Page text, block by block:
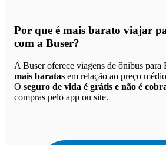
Por que é mais barato viajar
com a Buser?
A Buser oferece viagens de ônibus para
mais baratas em relação ao preço
O seguro de vida é grátis e não é
compras pelo app ou site.